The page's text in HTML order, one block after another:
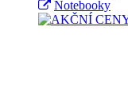
Notebooky